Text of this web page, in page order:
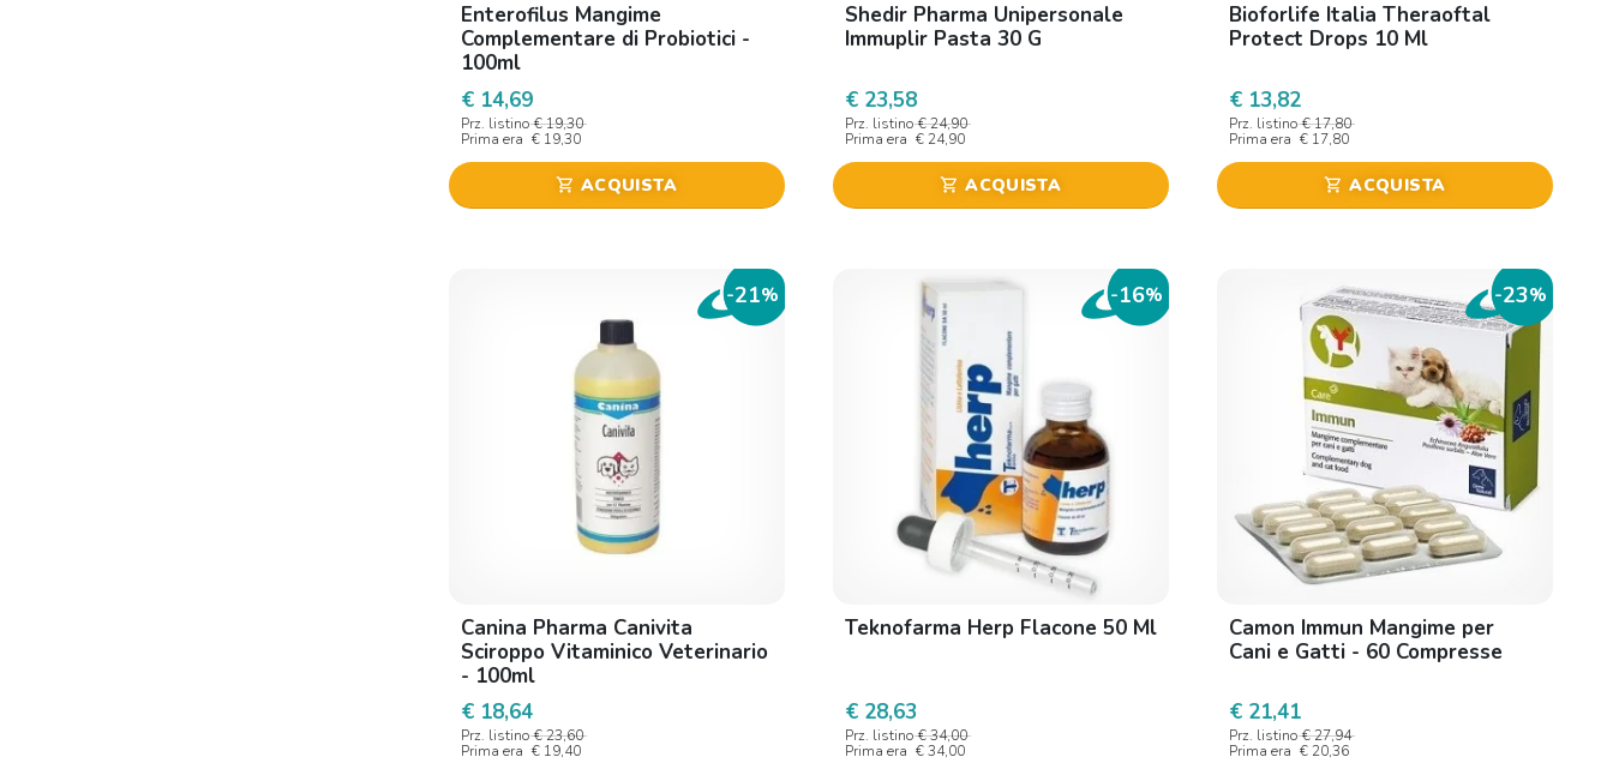
Enterofilus Mangime
Complementare di Probiotici -
100ml
€ 14,69
Prz. listino € 19,30
Prima era € 19,30
shopping_cart ACQUISTA
Shedir Pharma Unipersonale
Immuplir Pasta 30 G
€ 23,58
Prz. listino € 24,90
Prima era € 24,90
shopping_cart ACQUISTA
Bioforlife Italia Theraoftal
Protect Drops 10 Ml
€ 13,82
Prz. listino € 17,80
Prima era € 17,80
shopping_cart ACQUISTA
-21%
Canina Pharma Canivita
Sciroppo Vitaminico Veterinario
- 100ml
€ 18,64
Prz. listino € 23,60
Prima era € 19,40
-16%
Teknofarma Herp Flacone 50 Ml
€ 28,63
Prz. listino € 34,00
Prima era € 34,00
-23%
Camon Immun Mangime per
Cani e Gatti - 60 Compresse
€ 21,41
Prz. listino € 27,94
Prima era € 20,36